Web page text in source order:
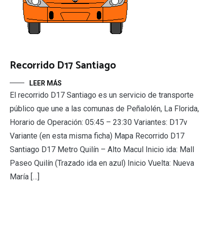
Recorrido D17 Santiago
LEER MÁS
El recorrido D17 Santiago es un servicio de transporte
público que une a las comunas de Peñalolén, La Florida,
Horario de Operación: 05:45 – 23:30 Variantes: D17v
Variante (en esta misma ficha) Mapa Recorrido D17
Santiago D17 Metro Quilín – Alto Macul Inicio ida: Mall
Paseo Quilín (Trazado ida en azul) Inicio Vuelta: Nueva
María […]